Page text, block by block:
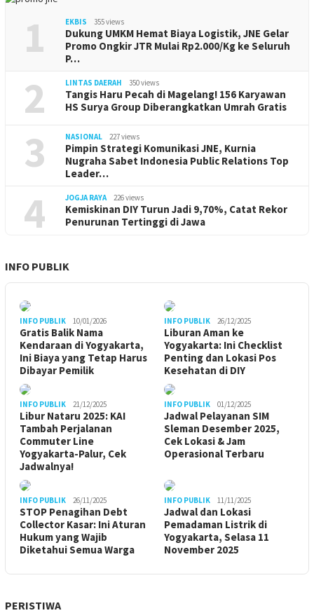
1 EKBIS 355 views
Dukung UMKM Hemat Biaya Logistik, JNE Gelar
Promo Ongkir JTR Mulai Rp2.000/Kg ke Seluruh
P…
2 LINTAS DAERAH 350 views
Tangis Haru Pecah di Magelang! 156 Karyawan
HS Surya Group Diberangkatkan Umrah Gratis
3 NASIONAL 227 views
Pimpin Strategi Komunikasi JNE, Kurnia
Nugraha Sabet Indonesia Public Relations Top
Leader…
4 JOGJA RAYA 226 views
Kemiskinan DIY Turun Jadi 9,70%, Catat Rekor
Penurunan Tertinggi di Jawa
INFO PUBLIK
INFO PUBLIK 10/01/2026
Gratis Balik Nama
Kendaraan di Yogyakarta,
Ini Biaya yang Tetap Harus
Dibayar Pemilik
INFO PUBLIK 26/12/2025
Liburan Aman ke
Yogyakarta: Ini Checklist
Penting dan Lokasi Pos
Kesehatan di DIY
INFO PUBLIK 21/12/2025
Libur Nataru 2025: KAI
Tambah Perjalanan
Commuter Line
Yogyakarta-Palur, Cek
Jadwalnya!
INFO PUBLIK 01/12/2025
Jadwal Pelayanan SIM
Sleman Desember 2025,
Cek Lokasi & Jam
Operasional Terbaru
INFO PUBLIK 26/11/2025
STOP Penagihan Debt
Collector Kasar: Ini Aturan
Hukum yang Wajib
Diketahui Semua Warga
INFO PUBLIK 11/11/2025
Jadwal dan Lokasi
Pemadaman Listrik di
Yogyakarta, Selasa 11
November 2025
PERISTIWA